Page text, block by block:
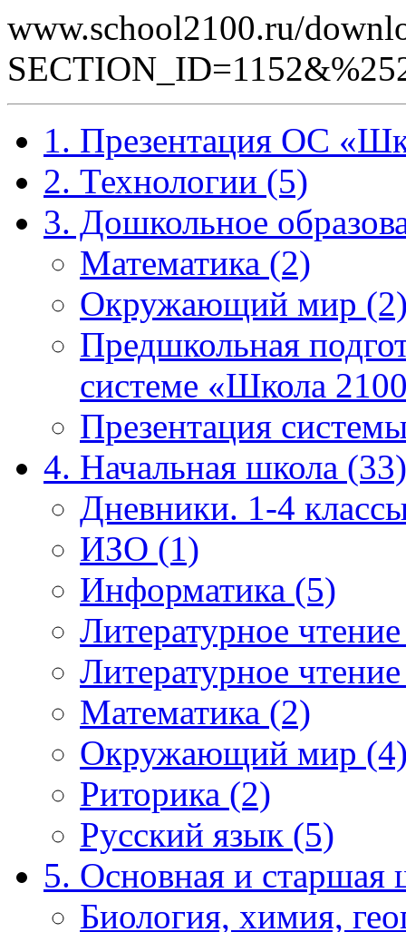
www.school2100.ru/
1. Презентация ОС
2. Технологии (5)
3. Дошкольное
Математика (2)
Окружающий мир
Предшкольная
системе «Школа
Презентация
4. Начальная школа (33)
Дневники. 1-4
ИЗО (1)
Информатика (5)
Литературное
Литературное
Математика (2)
Окружающий мир
Риторика (2)
Русский язык (5)
5. Основная и старшая
Биология, химия,